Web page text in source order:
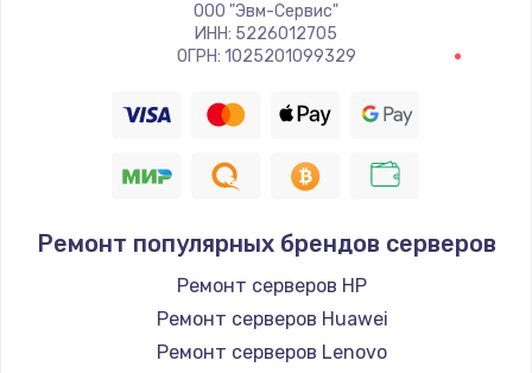
ООО "Эвм-Сервис"
ИНН: 5226012705
ОГРН: 1025201099329
Ремонт популярных брендов серверов
Ремонт серверов HP
Ремонт серверов Huawei
Ремонт серверов Lenovo